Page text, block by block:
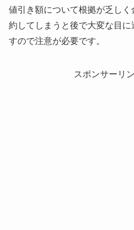
値引き額について根拠が乏しく
約してしまうと後で大変な目に
すので注意が必要です。
スポンサーリ